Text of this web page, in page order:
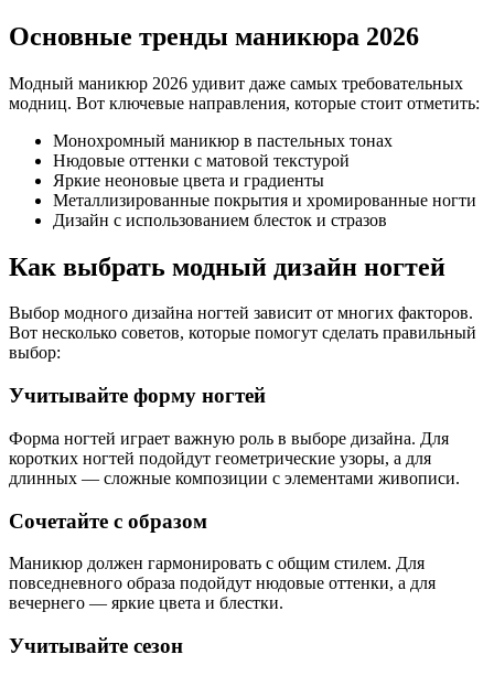
Основные тренды маникюра 2026
Модный маникюр 2026 удивит даже самых требовательных
модниц. Вот ключевые направления, которые стоит отметить:
Монохромный маникюр в пастельных тонах
Нюдовые оттенки с матовой текстурой
Яркие неоновые цвета и градиенты
Металлизированные покрытия и хромированные ногти
Дизайн с использованием блесток и стразов
Как выбрать модный дизайн ногтей
Выбор модного дизайна ногтей зависит от многих факторов.
Вот несколько советов, которые помогут сделать правильный
выбор:
Учитывайте форму ногтей
Форма ногтей играет важную роль в выборе дизайна. Для
коротких ногтей подойдут геометрические узоры, а для
длинных — сложные композиции с элементами живописи.
Сочетайте с образом
Маникюр должен гармонировать с общим стилем. Для
повседневного образа подойдут нюдовые оттенки, а для
вечернего — яркие цвета и блестки.
Учитывайте сезон